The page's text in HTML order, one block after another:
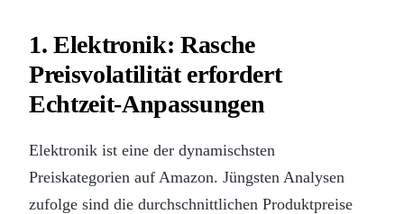
1. Elektronik: Rasche
Preisvolatilität erfordert
Echtzeit-Anpassungen
Elektronik ist eine der dynamischsten
Preiskategorien auf Amazon. Jüngsten Analysen
zufolge sind die durchschnittlichen Produktpreise